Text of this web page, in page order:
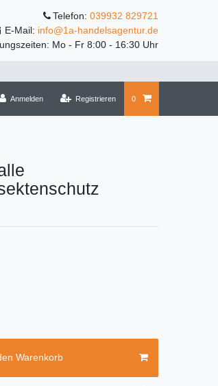
Telefon: 039932 829721
E-Mail: info@1a-handelsagentur.de
Mo - Fr 8:00 - 16:30 Uhr
Anmelden Registrieren 0
Warenkorb